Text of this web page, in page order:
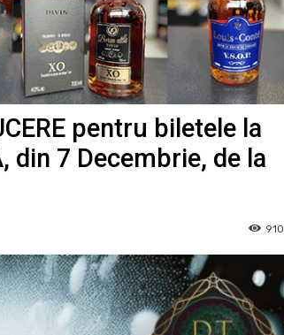
pentru biletele la
din 7 Decembrie, de la
910